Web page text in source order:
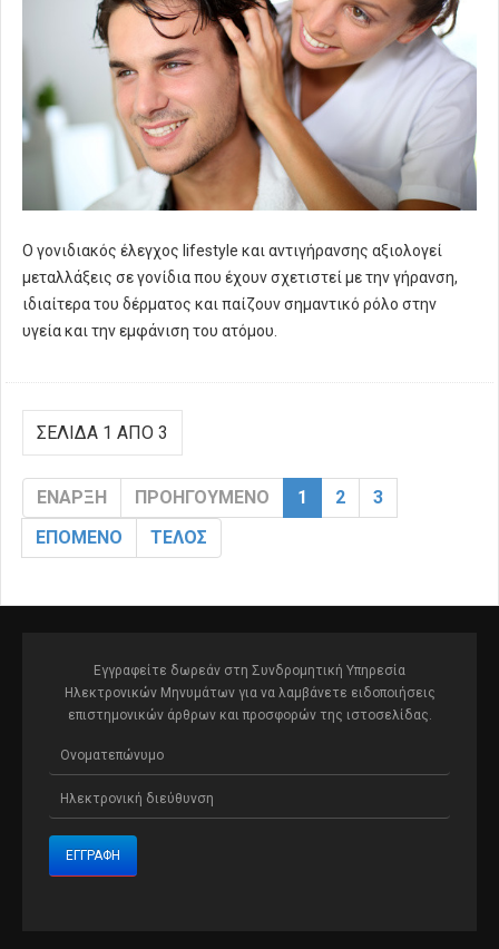
Ο γονιδιακός έλεγχος lifestyle και αντιγήρανσης αξιολογεί
μεταλλάξεις σε γονίδια που έχουν σχετιστεί με την γήρανση,
ιδιαίτερα του δέρματος και παίζουν σημαντικό ρόλο στην
υγεία και την εμφάνιση του ατόμου.
ΣΕΛΊΔΑ 1 ΑΠΌ 3
ΈΝΑΡΞΗ ΠΡΟΗΓΟΎΜΕΝΟ 1 2
3
ΕΠΌΜΕΝΟ
ΤΈΛΟΣ
Εγγραφείτε δωρεάν στη Συνδρομητική Υπηρεσία
Ηλεκτρονικών Μηνυμάτων για να λαμβάνετε ειδοποιήσεις
επιστημονικών άρθρων και προσφορών της ιστοσελίδας.